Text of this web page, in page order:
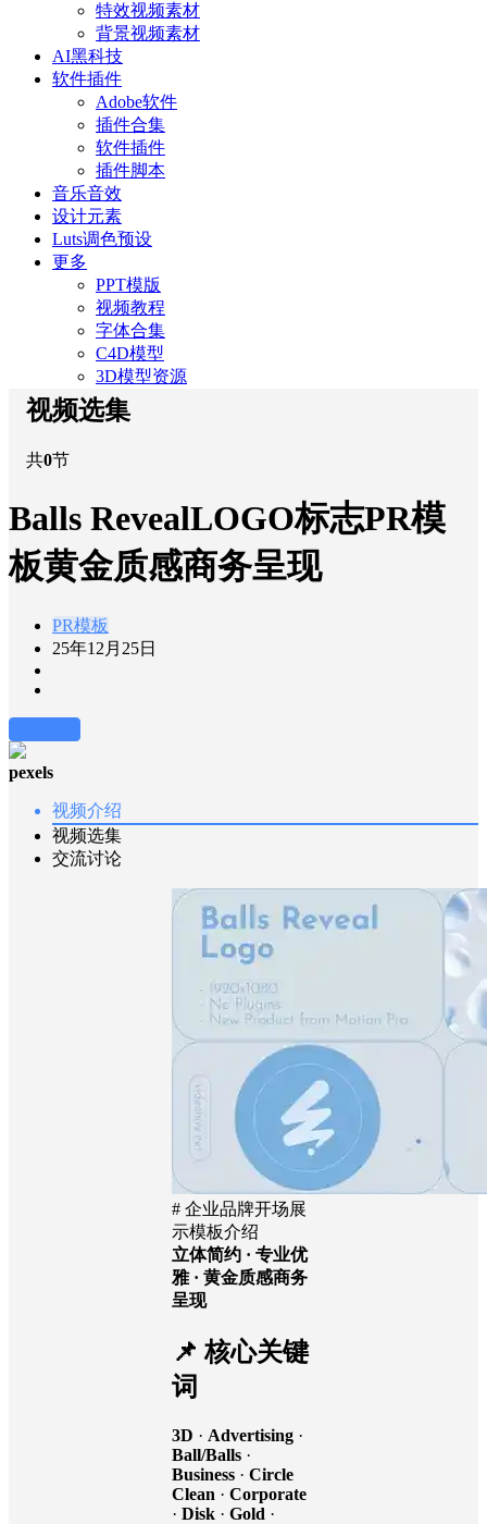
特效视频素材
背景视频素材
AI黑科技
软件插件
Adobe软件
插件合集
软件插件
插件脚本
音乐音效
设计元素
Luts调色预设
更多
PPT模版
视频教程
字体合集
C4D模型
3D模型资源
视频选集
共0节
Balls RevealLOGO标志PR模
板黄金质感商务呈现
PR模板
25年12月25日
pexels
视频介绍
视频选集
交流讨论
# 企业品牌开场展
示模板介绍
立体简约 · 专业优
雅 · 黄金质感商务
呈现
📌 核心关键
词
3D · Advertising ·
Ball/Balls ·
Business · Circle
Clean · Corporate
· Disk · Gold ·